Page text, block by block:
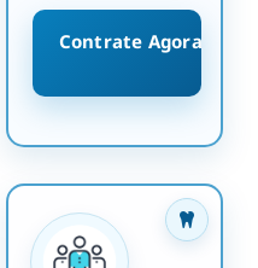
Contrate Agora